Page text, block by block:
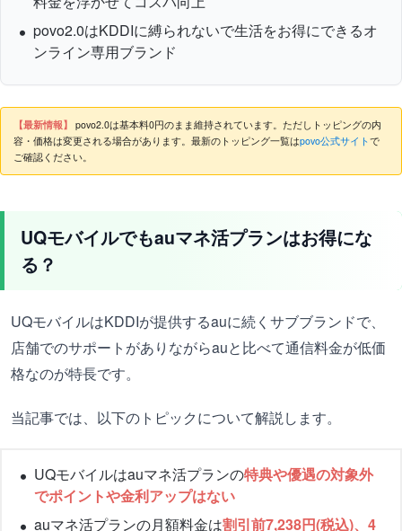
povo2.0はKDDIに縛られないで生活をお得にできるオ
ンライン専用ブランド
【最新情報】 povo2.0は基本料0円のまま維持されています。ただしトッピングの内
容・価格は変更される場合があります。最新のトッピング一覧はpovo公式サイトで
ご確認ください。
UQモバイルでもauマネ活プランはお得にな
る？
UQモバイルはKDDIが提供するauに続くサブブランドで、
店舗でのサポートがありながらauと比べて通信料金が低価
格なのが特長です。
当記事では、以下のトピックについて解説します。
UQモバイルはauマネ活プランの特典や優遇の対象外
でポイントや金利アップはない
auマネ活プランの月額料金は割引前7,238円(税込)、4